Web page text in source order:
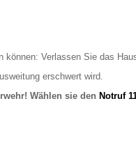
können: Verlassen Sie das
erschwert wird.
Wählen sie den Notruf